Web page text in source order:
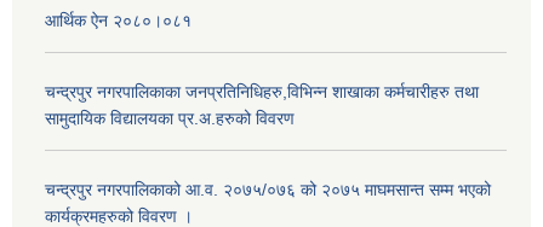
आर्थिक ऐन २०८०।०८१
चन्द्रपुर नगरपालिकाका जनप्रतिनिधिहरु,विभिन्न शाखाका कर्मचारीहरु तथा
सामुदायिक विद्यालयका प्र.अ.हरुको विवरण
चन्द्रपुर नगरपालिकाको आ.व. २०७५/०७६ को २०७५ माघमसान्त सम्म भएको
कार्यक्रमहरुको विवरण ।